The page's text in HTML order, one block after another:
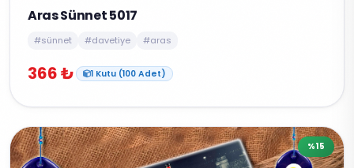
Aras Sünnet 5017
#sünnet #davetiye #aras
366 ₺ 1 Kutu (100 Adet)
%15